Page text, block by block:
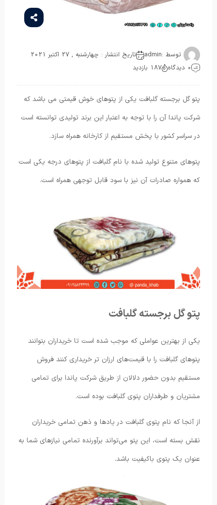
توسط :admin
تاریخ انتشار : چهارشنبه , 27 اکتبر 2021
0 دیدگاه
187 بازدید
پتو گل برجسته گلبافت یکی از پتوهای خوش قیمتی می باشد که
شرکت پاندا آن را با توجه به اعتبار این برند تولیدی توانسته است
در سراسر کشور با پخش مستقیم از کارخانه همراه سازد.
پتوهای متنوع تولید شده با نام گلبافت از پتوهای درجه یکی است
که همواره صادرات آن نیز با سود قابل توجهی همراه است.
پتو گل برجسته گلبافت
یکی از بهترین عواملی که موجب شده است تا خریداران بتوانند
پتوهای گلبافت را با قیمت‌های ارزان تر خریداری کنند فروش
مستقیم بدون حضور دلالان از طریق شرکت پاندا برای تمامی
مشتریان و طرفداران پتوی گلبافت بوده است.
از آنجا که نام پتوی گلبافت در یادها و ذهن تمامی خریداران
نقش بسته است، این پتو می‌تواند برآورنده تمامی نیازهای شما به
عنوان یک پتوی باکیفیت باشد.